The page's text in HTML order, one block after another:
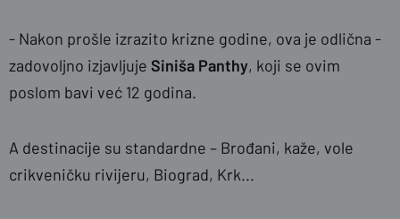
- Nakon prošle izrazito krizne godine, ova je odlična -
zadovoljno izjavljuje Siniša Panthy, koji se ovim
poslom bavi već 12 godina.
A destinacije su standardne – Brođani, kaže, vole
crikveničku rivijeru, Biograd, Krk...